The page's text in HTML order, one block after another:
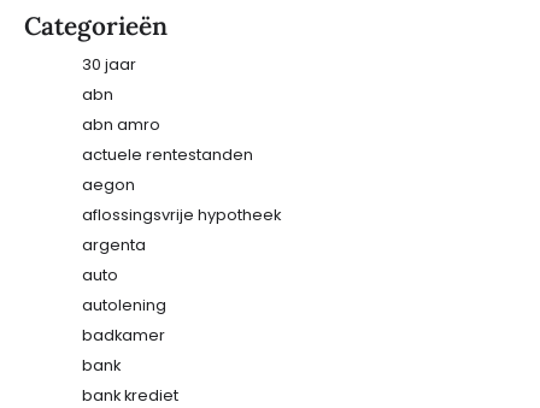
Categorieën
30 jaar
abn
abn amro
actuele rentestanden
aegon
aflossingsvrije hypotheek
argenta
auto
autolening
badkamer
bank
bank krediet